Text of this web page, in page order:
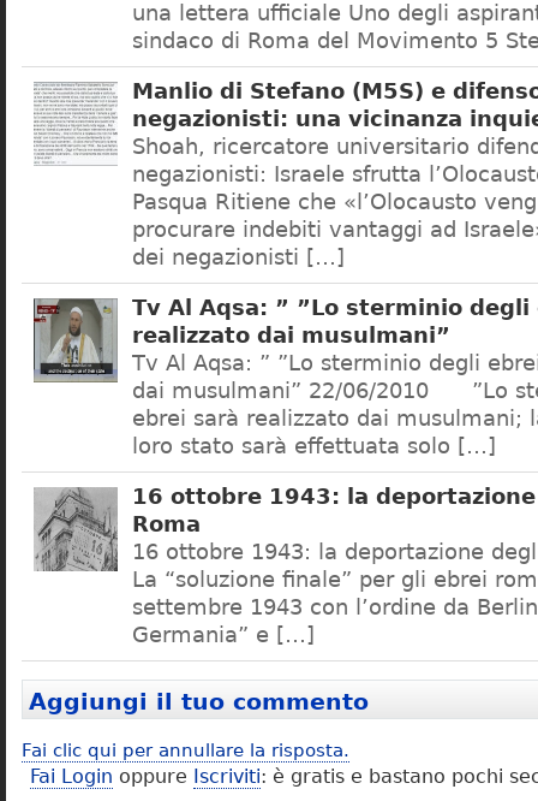
una lettera ufficiale Uno degli
sindaco di Roma del Movimento 5
Manlio di Stefano (M5S) e
negazionisti: una vicinanza
Shoah, ricercatore universitario
negazionisti: Israele sfrutta
Pasqua Ritiene che «l’Olocausto
procurare indebiti vantaggi ad
dei negazionisti […]
Tv Al Aqsa: ” ”Lo sterminio degli
realizzato dai musulmani”
Tv Al Aqsa: ” ”Lo sterminio degli
dai musulmani” 22/06/2010 ”Lo
ebrei sarà realizzato dai musulmani;
loro stato sarà effettuata solo […]
16 ottobre 1943: la
Roma
16 ottobre 1943: la deportazione
La “soluzione finale” per gli ebrei
settembre 1943 con l’ordine da
Germania” e […]
Aggiungi il tuo commento
Fai clic qui per annullare la risposta.
Fai Login oppure Iscriviti: è gratis e bastano pochi